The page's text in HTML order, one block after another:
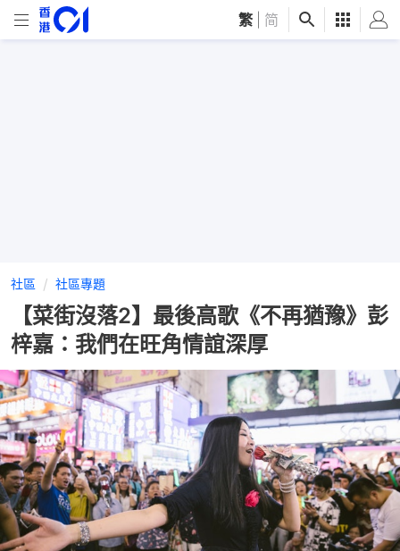
繁 简
社區 社區專題
【菜街沒落2】最後高歌《不再猶豫》彭
梓嘉：我們在旺角情誼深厚